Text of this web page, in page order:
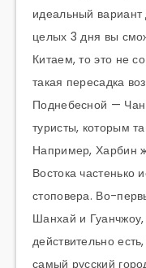
идеальный вариант
целых 3 дня вы
Китаем, то это не
такая пересадка
Поднебесной —
туристы, которым
Например, Харбин
Востока частенько
стоповера. Во-
Шанхай и
действительно
самый русский